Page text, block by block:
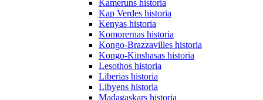
Kameruns historia
Kap Verdes historia
Kenyas historia
Komorernas historia
Kongo-Brazzavilles historia
Kongo-Kinshasas historia
Lesothos historia
Liberias historia
Libyens historia
Madagaskars historia